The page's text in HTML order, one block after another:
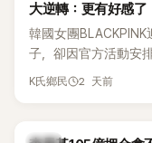
大逆轉：更有好感了
韓國女團
子，卻因官方活動安
球桿到YG娛樂大樓
K氏鄉民 2 天前
韓星